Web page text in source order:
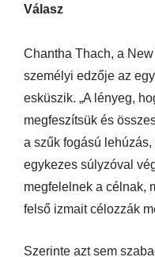
Válasz
Chantha Thach, a
személyi edzője az
esküszik. „A lényeg,
megfeszítsük és
a szűk fogású
egykezes súlyzóval
megfelelnek a célnak,
felső izmait célozzák
Szerinte azt sem